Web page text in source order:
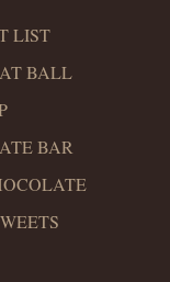
LIST
BALL
BAR